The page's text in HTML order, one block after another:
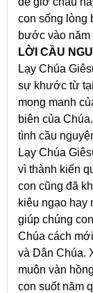
con sống lòng
bước vào năm
LỜI CẦU
Lạy Chúa
sự khước từ
mong manh
biên của
tình cầu
Lạy Chúa
vì thành kiến
con cũng đã
kiêu ngạo hay
giúp chúng
Chúa cách
và Dân Chúa.
muôn vàn
con suốt năm